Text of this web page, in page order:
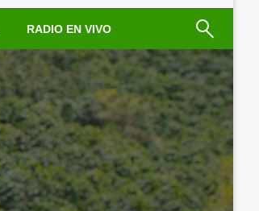
RADIO EN VIVO